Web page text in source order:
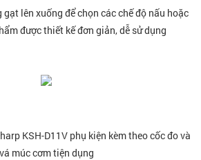
lên xuống để chọn các chế độ nấu hoặc
được thiết kế đơn giản, dễ sử dụng
KSH-D11V phụ kiện kèm theo cốc đo và
vá múc cơm tiện dụng